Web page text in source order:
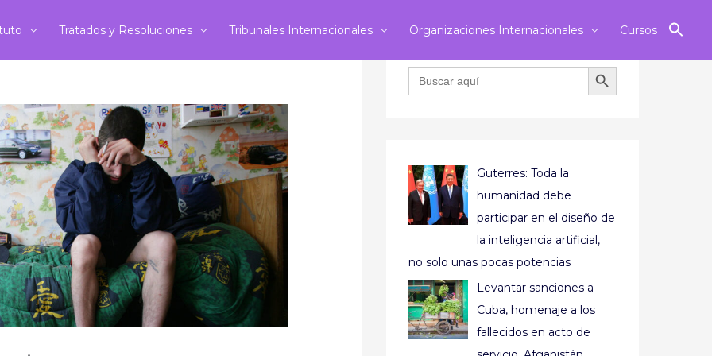
Tratados y Resoluciones Tribunales Internacionales Organizaciones Internacionales Cursos
Buscar: BOTÓN DE BÚSQUEDA
Guterres: Toda la
humanidad debe
participar en el diseño de
la inteligencia artificial,
no solo unas pocas potencias
Levantar sanciones a
Cuba, homenaje a los
fallecidos en acto de